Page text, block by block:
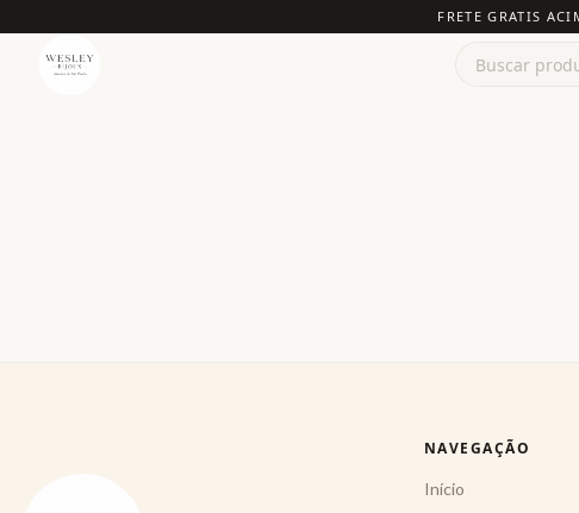
FRETE GRATIS
NAVEGAÇÃO
Início